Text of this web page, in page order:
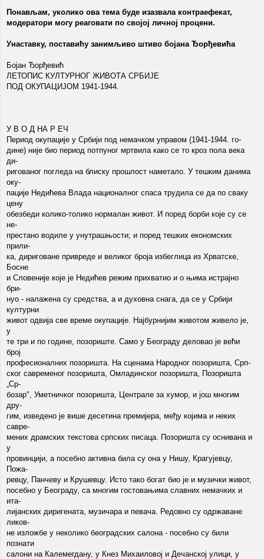
Понављам, уколико ова тема буде изазвала контраефекат,
модератори могу реаговати по својој личној процени.
Унаставку, поставићу занимљиво штиво бојана Ђорђевића
Бојан Ђорђевић
ЛЕТОПИС КУЛТУРНОГ ЖИВОТА СРБИЈЕ
ПОД ОКУПАЦИЈОМ 1941-1944.
У В О Д НА Р ЕЧ
Период окупације у Србији под немачком управом (1941-1944. го-
дине) није био период потпуног мртвила како се то кроз пола века
ди-
ригованог погледа на блиску прошлост наметало. У тешким данима
оку-
пације Недићева Влада националног спаса трудила се да по сваку
цену
обезбеди колико-толико нормалан живот. И поред борби које су се
не-
престано водиле у унутрашњости; и поред тешких економских
прили-
ка, дириговане привреде и великог броја избеглица из Хрватске,
Босне
и Словеније које је Недићев режим прихватио и о њима истрајно
бри-
нуо - налажена су средства, а и духовна снага, да се у Србији
културни
живот одвија све време окупације. Најбурнијим животом живело је,
у
те три и по године, позориште. Само у Београду деловао је већи
број
професионалних позоришта. На сценама Народног позоришта, Срп-
ског савременог позоришта, Омладинског позоришта, Позоришта
„Ср-
бозар", Уметничког позоришта, Централе за хумор, и још многим
дру-
гим, изведено је више десетина премијера, међу којима и неких
савре-
мених драмских текстова српских писаца. Позоришта су оснивана и
у
провинцији, а посебно активна била су она у Нишу, Крагујевцу,
Пожа-
ревцу, Панчеву и Крушевцу. Исто тако богат био је и музички живот,
посебно у Београду, са многим гостовањима славних немачких и
ита-
лијанских диригената, музичара и певача. Редовно су одржаване
ликов-
не изложбе у неколико београдских салона - посебно су били
познати
салони на Калемегдану, у Кнез Михаиловој и Дечанској улици, у